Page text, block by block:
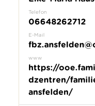
Telefon
06648262712
E-Mail
www
https://
dzentren/
ansfelden/